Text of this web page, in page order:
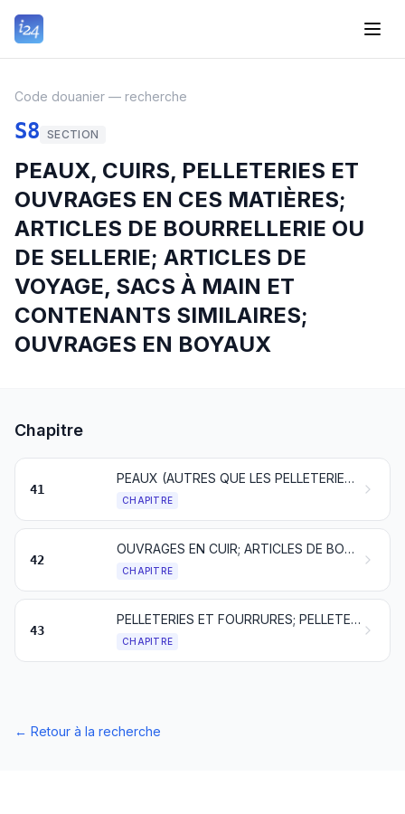
Code douanier — recherche
S8 SECTION
PEAUX, CUIRS, PELLETERIES ET
OUVRAGES EN CES MATIÈRES;
ARTICLES DE BOURRELLERIE OU
DE SELLERIE; ARTICLES DE
VOYAGE, SACS À MAIN ET
CONTENANTS SIMILAIRES;
OUVRAGES EN BOYAUX
Chapitre
41
PEAUX (AUTRES QUE LES PELLETERIES) ET CUIRS
CHAPITRE
42
OUVRAGES EN CUIR; ARTICLES DE BOURRELLERIE OU DE SELLERIE; ARTICLES DE VOYAGE, SACS À MAIN ET CONTENANTS SIMILAIRES; OUVRAGES EN BOYAUX
CHAPITRE
43
PELLETERIES ET FOURRURES; PELLETERIES FACTICES
CHAPITRE
← Retour à la recherche